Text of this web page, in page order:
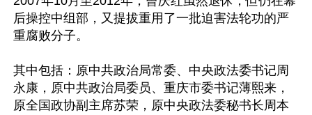
后操控中组部，又提拔重用了一批迫害法轮功的严
重腐败分子。
其中包括：原中共政治局常委、中央政法委书记周
永康，原中共政治局委员、重庆市委书记薄熙来，
原全国政协副主席苏荣，原中央政法委秘书长周本